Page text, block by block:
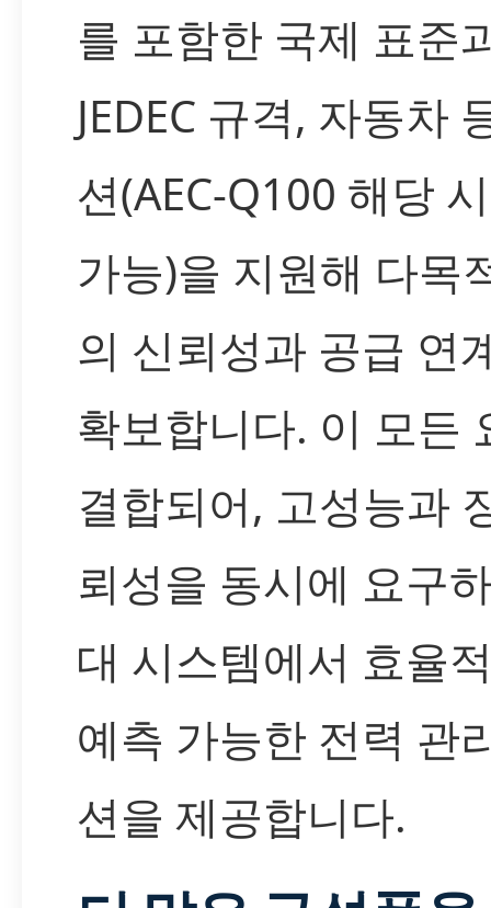
를 포함한 국제 표준
JEDEC 규격, 자동차
션(AEC-Q100 해당
가능)을 지원해 다목
의 신뢰성과 공급 연
확보합니다. 이 모든
결합되어, 고성능과
뢰성을 동시에 요구
대 시스템에서 효율
예측 가능한 전력 관
션을 제공합니다.